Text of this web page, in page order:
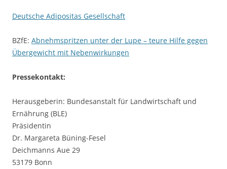
Deutsche Adipositas Gesellschaft
BZfE: Abnehmspritzen unter der Lupe – teure Hilfe gegen
Übergewicht mit Nebenwirkungen
Pressekontakt:
Herausgeberin: Bundesanstalt für Landwirtschaft und
Ernährung (BLE)
Präsidentin
Dr. Margareta Büning-Fesel
Deichmanns Aue 29
53179 Bonn